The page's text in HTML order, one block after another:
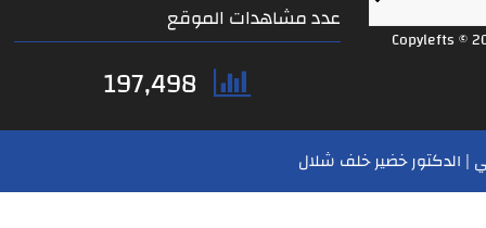
Copylefts ©
عدد مشاهدات الموقع
197,498
| الدكتور خضير خلف شلال